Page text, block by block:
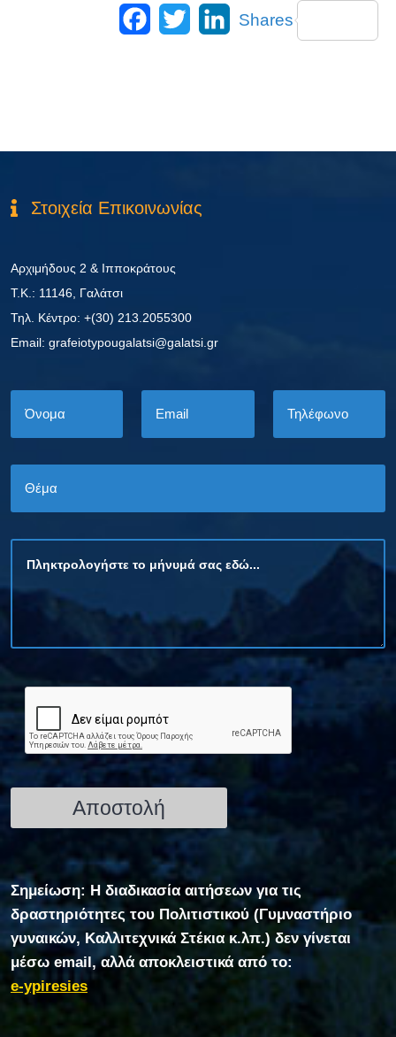
Facebook
Twitter LinkedIn
Shares
Στοιχεία Επικοινωνίας
Αρχιμήδους 2 & Ιπποκράτους
Τ.Κ.: 11146, Γαλάτσι
Τηλ. Κέντρο: +(30) 213.2055300
Εmail: grafeiotypougalatsi@galatsi.gr
Σημείωση: Η διαδικασία αιτήσεων για τις
δραστηριότητες του Πολιτιστικού (Γυμναστήριο
γυναικών, Καλλιτεχνικά Στέκια κ.λπ.) δεν γίνεται
μέσω email, αλλά αποκλειστικά από το:
e-ypiresies